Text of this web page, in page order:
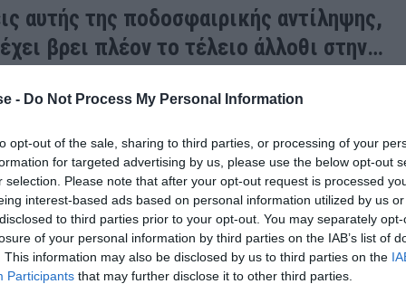
- Do Not Process My Personal Information
opt-out of the sale, sharing to third parties, or processing of your
for targeted advertising by us, please use the below opt-out
selection. Please note that after your opt-out request is processed
interest-based ads based on personal information utilized by us
to third parties prior to your opt-out. You may separately
of your personal information by third parties on the IAB’s list of
This information may also be disclosed by us to third parties on the
Participants that may further disclose it to other third parties.
αυτής της ποδοσφαιρικής αντίληψης,
βρει πλέον το τέλειο άλλοθι στην…
που σκορπάει χαρτονομίσματα πιο
(ένα είναι το κίνημα) στα
την επιτυχία με τα υπέρογκα
που επιχειρεί να κάνει η Παρί Σεν
ομοίως συγκρίσιμα όμως δεν είναι και τα
ήταν. Αν ευσταθεί η είδηση ότι μετά τον
γαλλική πρωτεύουσα αντί 180 εκατ. ευρώ, τότε